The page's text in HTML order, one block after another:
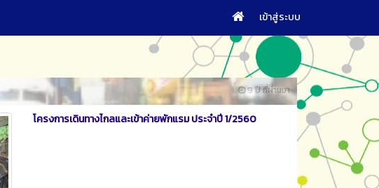
เข้าสู่ระบบ
9 ปี ที่ผ่านมา
โครงการเดินทางไกลและเข้าค่ายพักแรม ประจำปี 1/2560